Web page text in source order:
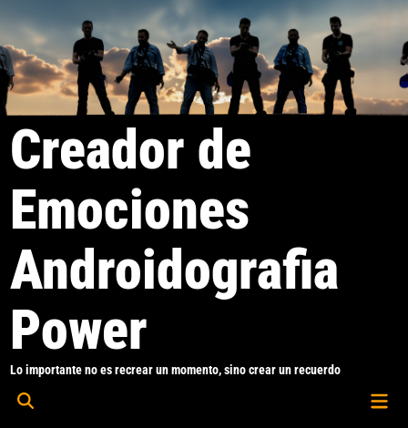
al
contenido
Creador de
Emociones
Androidografia
Power
Lo importante no es recrear un momento, sino crear un recuerdo
Abrir